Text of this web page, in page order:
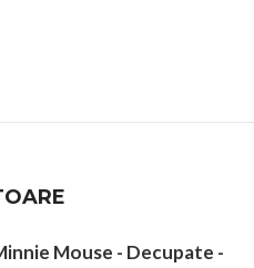
Mouse - Decupate -